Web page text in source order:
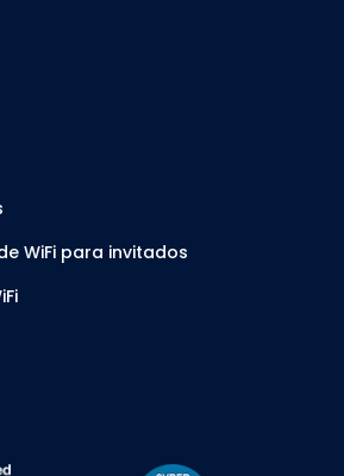
WiFi para invitados